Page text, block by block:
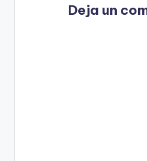
Deja un